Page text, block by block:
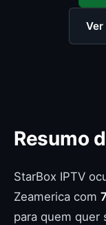
Resumo
StarBox IPTV
Zeamerica com
para quem quer